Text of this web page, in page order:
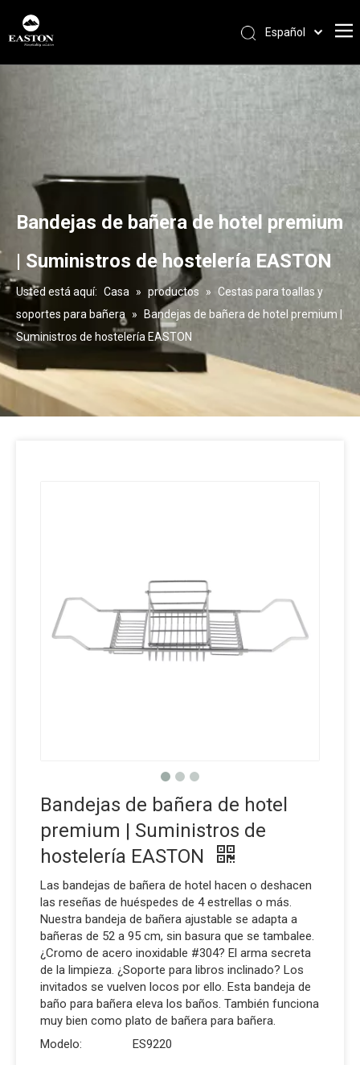
Español
Français
English
Bandejas de bañera de hotel premium
| Suministros de hostelería EASTON
Usted está aquí: Casa » productos » Cestas para toallas y
soportes para bañera »
Bandejas de bañera de hotel premium |
Suministros de hostelería EASTON
Bandejas de bañera de hotel
premium | Suministros de
hostelería EASTON
Las bandejas de bañera de hotel hacen o deshacen
las reseñas de huéspedes de 4 estrellas o más.
Nuestra bandeja de bañera ajustable se adapta a
bañeras de 52 a 95 cm, sin basura que se tambalee.
¿Cromo de acero inoxidable #304? El arma secreta
de la limpieza. ¿Soporte para libros inclinado? Los
invitados se vuelven locos por ello. Esta bandeja de
baño para bañera eleva los baños. También funciona
muy bien como plato de bañera para bañera.
Modelo:
ES9220